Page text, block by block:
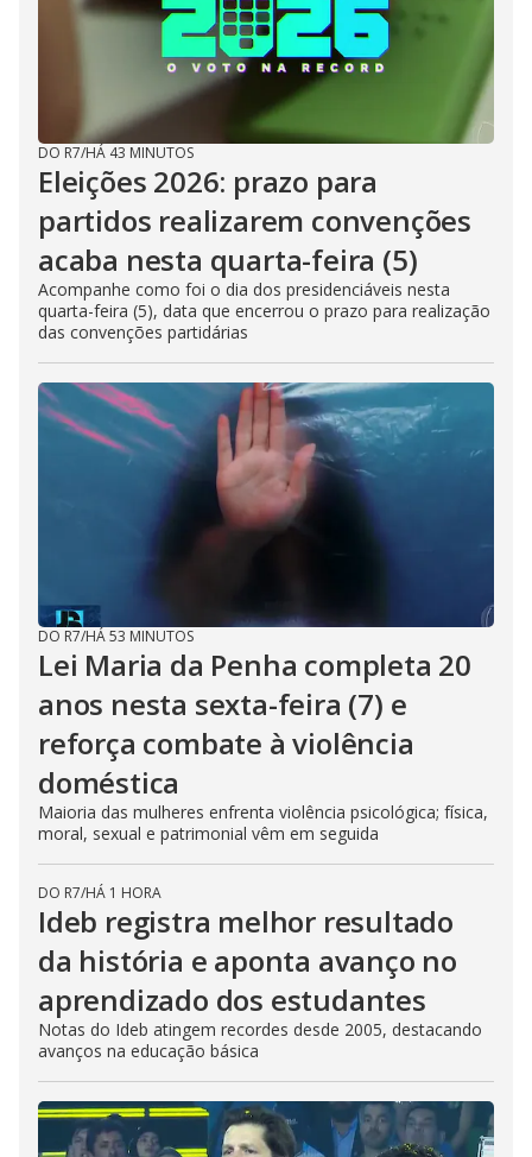
DO R7/HÁ 43 MINUTOS
Eleições 2026: prazo para
partidos realizarem convenções
acaba nesta quarta-feira (5)
Acompanhe como foi o dia dos presidenciáveis nesta
quarta-feira (5), data que encerrou o prazo para realização
das convenções partidárias
DO R7/HÁ 53 MINUTOS
Lei Maria da Penha completa 20
anos nesta sexta-feira (7) e
reforça combate à violência
doméstica
Maioria das mulheres enfrenta violência psicológica; física,
moral, sexual e patrimonial vêm em seguida
DO R7/HÁ 1 HORA
Ideb registra melhor resultado
da história e aponta avanço no
aprendizado dos estudantes
Notas do Ideb atingem recordes desde 2005, destacando
avanços na educação básica